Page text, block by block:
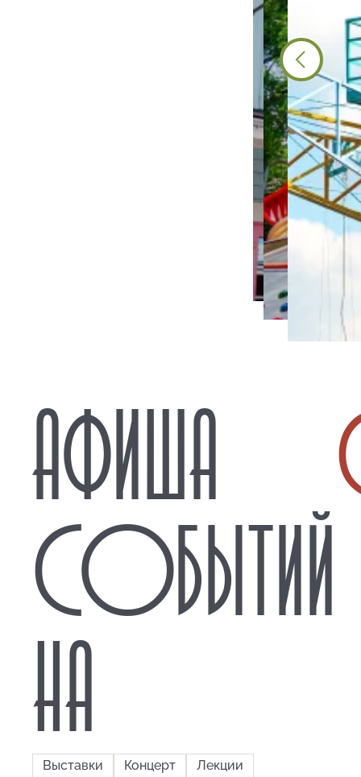
АФИША
СОБЫТИЙ
НА
Выставки Концерт
Лекции